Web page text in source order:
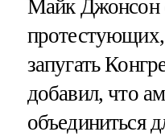
Майк Джонсон
протестующих,
запугать
добавил, что
объединиться